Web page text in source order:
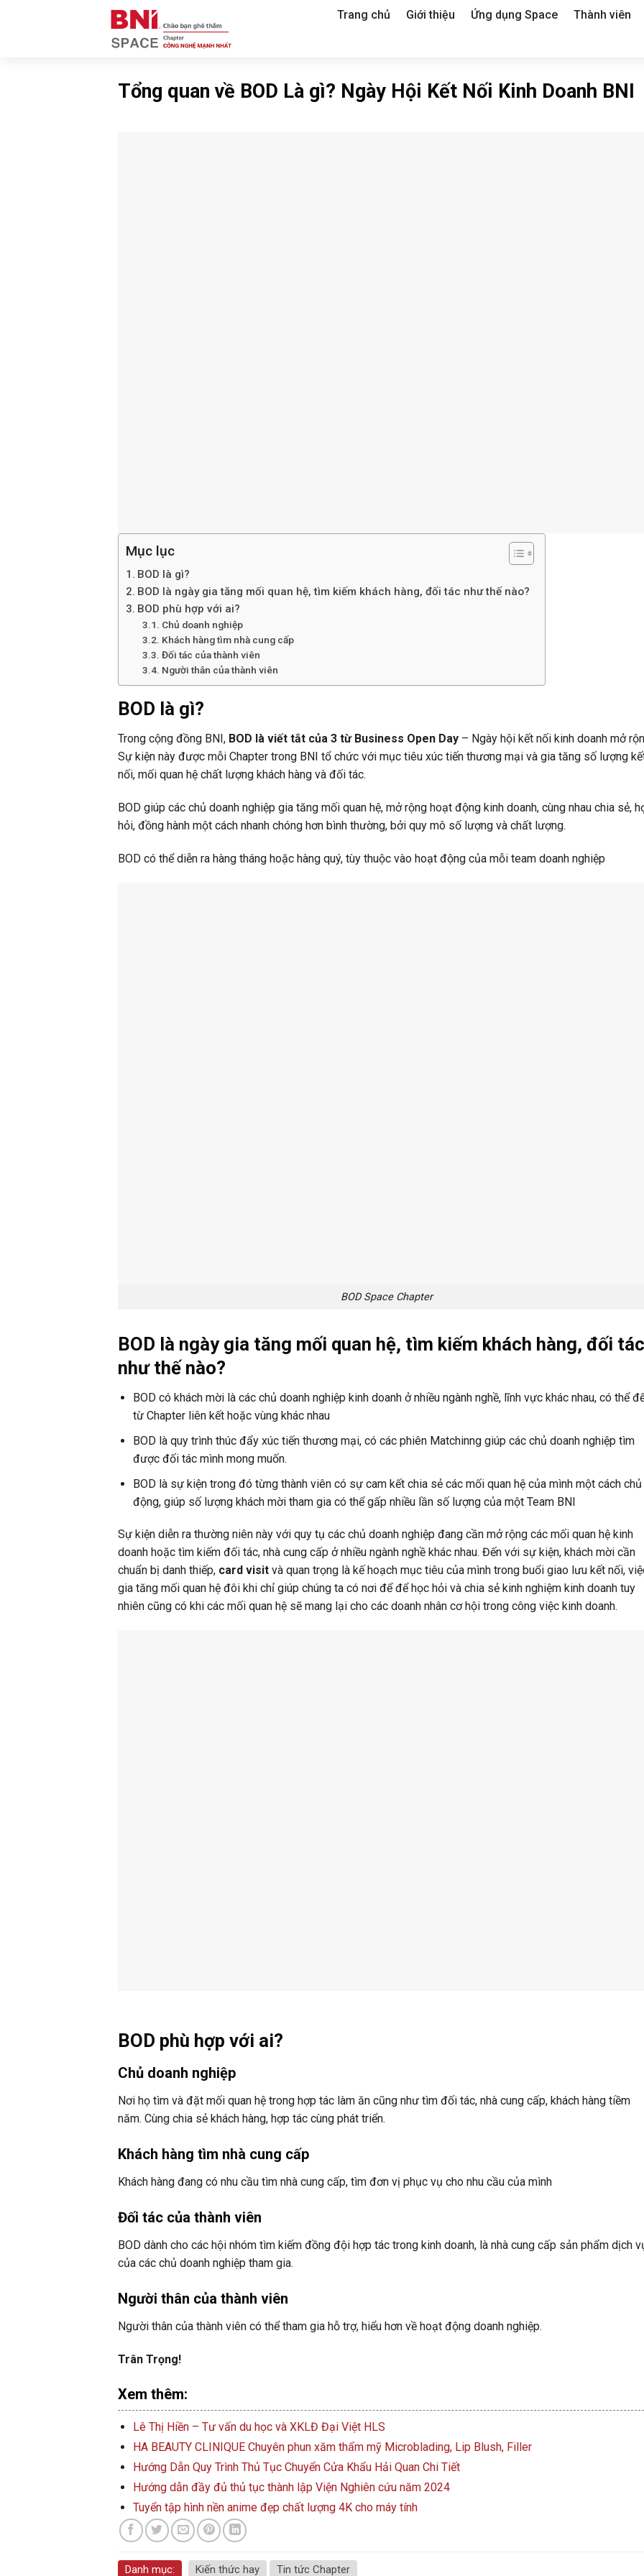
Trang chủ Giới thiệu Ứng dụng Space Thành viên
Tổng quan về BOD Là gì? Ngày Hội Kết Nối Kinh Doanh BNI
Mục lục
BOD là gì?
BOD là ngày gia tăng mối quan hệ, tìm kiếm khách hàng, đối tác như thế nào?
BOD phù hợp với ai?
Chủ doanh nghiệp
Khách hàng tìm nhà cung cấp
Đối tác của thành viên
Người thân của thành viên
BOD là gì?
Trong cộng đồng BNI, BOD là viết tắt của 3 từ Business Open Day – Ngày hội kết nối kinh doanh mở
Sự kiện này được mỗi Chapter trong BNI tổ chức với mục tiêu xúc tiến thương mại và gia tăng số lượng
nối, mối quan hệ chất lượng khách hàng và đối tác.
BOD giúp các chủ doanh nghiệp gia tăng mối quan hệ, mở rộng hoạt động kinh doanh, cùng nhau chia sẻ,
hỏi, đồng hành một cách nhanh chóng hơn bình thường, bởi quy mô số lượng và chất lượng.
BOD có thể diễn ra hàng tháng hoặc hàng quý, tùy thuộc vào hoạt động của mỗi team doanh nghiệp
BOD Space Chapter
BOD là ngày gia tăng mối quan hệ, tìm kiếm khách hàng, đối tác
như thế nào?
BOD có khách mời là các chủ doanh nghiệp kinh doanh ở nhiều ngành nghề, lĩnh vực khác nhau, có thể
từ Chapter liên kết hoặc vùng khác nhau
BOD là quy trình thúc đẩy xúc tiến thương mại, có các phiên Matchinng giúp các chủ doanh nghiệp tìm
được đối tác mình mong muốn.
BOD là sự kiện trong đó từng thành viên có sự cam kết chia sẻ các mối quan hệ của mình một cách chủ
động, giúp số lượng khách mời tham gia có thể gấp nhiều lần số lượng của một Team BNI
Sự kiện diễn ra thường niên này với quy tụ các chủ doanh nghiệp đang cần mở rộng các mối quan hệ kinh
doanh hoặc tìm kiếm đối tác, nhà cung cấp ở nhiều ngành nghề khác nhau. Đến với sự kiện, khách mời cần
chuẩn bị danh thiếp, card visit và quan trọng là kế hoạch mục tiêu của mình trong buổi giao lưu kết nối,
gia tăng mối quan hệ đôi khi chỉ giúp chúng ta có nơi để để học hỏi và chia sẻ kinh nghiệm kinh doanh tuy
nhiên cũng có khi các mối quan hệ sẽ mang lại cho các doanh nhân cơ hội trong công việc kinh doanh.
BOD phù hợp với ai?
Chủ doanh nghiệp
Nơi họ tìm và đặt mối quan hệ trong hợp tác làm ăn cũng như tìm đối tác, nhà cung cấp, khách hàng tiềm
năm. Cùng chia sẻ khách hàng, hợp tác cùng phát triển.
Khách hàng tìm nhà cung cấp
Khách hàng đang có nhu cầu tìm nhà cung cấp, tìm đơn vị phục vụ cho nhu cầu của mình
Đối tác của thành viên
BOD dành cho các hội nhóm tìm kiếm đồng đội hợp tác trong kinh doanh, là nhà cung cấp sản phẩm dịch
của các chủ doanh nghiệp tham gia.
Người thân của thành viên
Người thân của thành viên có thể tham gia hỗ trợ, hiểu hơn về hoạt động doanh nghiệp.
Trân Trọng!
Xem thêm:
Lê Thị Hiền – Tư vấn du học và XKLĐ Đại Việt HLS
HA BEAUTY CLINIQUE Chuyên phun xăm thẩm mỹ Microblading, Lip Blush, Filler
Hướng Dẫn Quy Trình Thủ Tục Chuyển Cửa Khẩu Hải Quan Chi Tiết
Hướng dẫn đầy đủ thủ tục thành lập Viện Nghiên cứu năm 2024
Tuyển tập hình nền anime đẹp chất lượng 4K cho máy tính
Danh mục: Kiến thức hay Tin tức Chapter